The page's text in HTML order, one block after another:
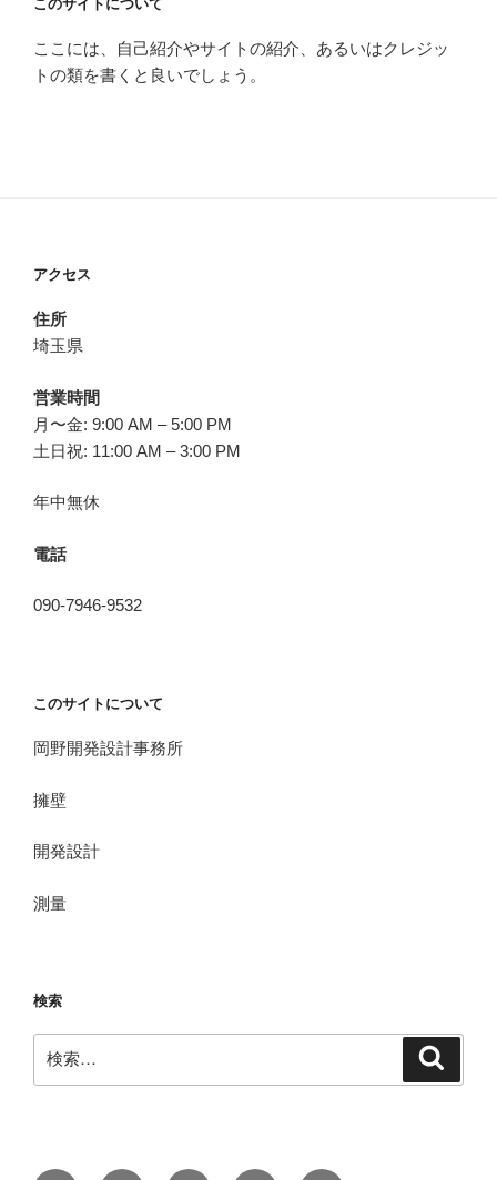
このサイトについて
ここには、自己紹介やサイトの紹介、あるいはクレジッ
トの類を書くと良いでしょう。
アクセス
住所
埼玉県
営業時間
月〜金: 9:00 AM – 5:00 PM
土日祝: 11:00 AM – 3:00 PM
年中無休
電話
090-7946-9532
このサイトについて
岡野開発設計事務所
擁壁
開発設計
測量
検索
索: